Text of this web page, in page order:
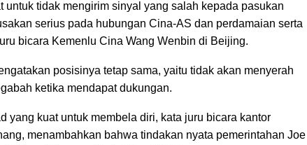
untuk tidak mengirim sinyal yang salah kepada pasukan
serius pada hubungan Cina-AS dan perdamaian serta
bicara Kemenlu Cina Wang Wenbin di Beijing.
posisinya tetap sama, yaitu tidak akan menyerah
ketika mendapat dukungan.
yang kuat untuk membela diri, kata juru bicara kantor
menambahkan bahwa tindakan nyata pemerintahan Joe